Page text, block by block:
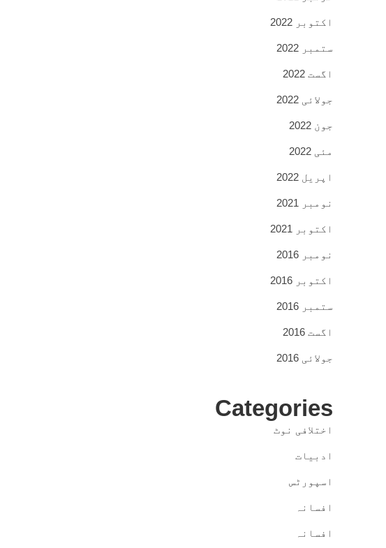
اکتوبر 2022
ستمبر 2022
اگست 2022
جولائی 2022
جون 2022
مئی 2022
اپریل 2022
نومبر 2021
اکتوبر 2021
نومبر 2016
اکتوبر 2016
ستمبر 2016
اگست 2016
جولائی 2016
Categories
اختلافی نوٹ
ادبیات
اسپورٹس
افسانہ
افسانہ